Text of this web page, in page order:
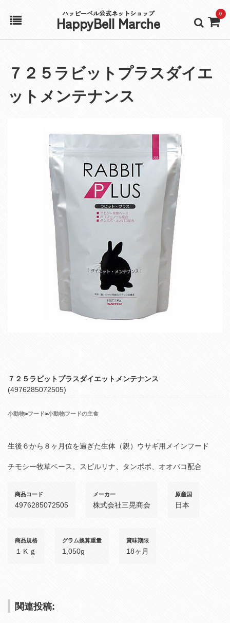
ハッピーベル公式ネットショップ
HappyBell Marche 0
アカウント
カート
７２５ラビットプラスダイエ
ットメンテナンス
７２５ラビットプラスダイエットメンテナンス
(4976285072505)
小動物>フード>小動物フードの主食
生後６から８ヶ月位を過ぎた生体（親）ウサギ用メインフード
チモシー牧草ベース。スピルリナ、タンポポ、オオバコ配合
商品コード
4976285072505
メーカー
株式会社三晃商会
原産国
日本
商品規格
１Ｋｇ
グラム換算重量
1,050g
賞味期限
18ヶ月
関連投稿: